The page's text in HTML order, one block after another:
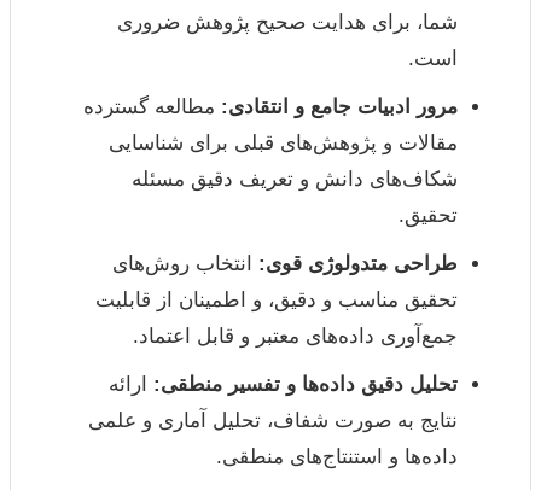
شما، برای هدایت صحیح پژوهش ضروری
است.
مرور ادبیات جامع و انتقادی: مطالعه گسترده
مقالات و پژوهش‌های قبلی برای شناسایی
شکاف‌های دانش و تعریف دقیق مسئله
تحقیق.
طراحی متدولوژی قوی: انتخاب روش‌های
تحقیق مناسب و دقیق، و اطمینان از قابلیت
جمع‌آوری داده‌های معتبر و قابل اعتماد.
تحلیل دقیق داده‌ها و تفسیر منطقی: ارائه
نتایج به صورت شفاف، تحلیل آماری و علمی
داده‌ها و استنتاج‌های منطقی.